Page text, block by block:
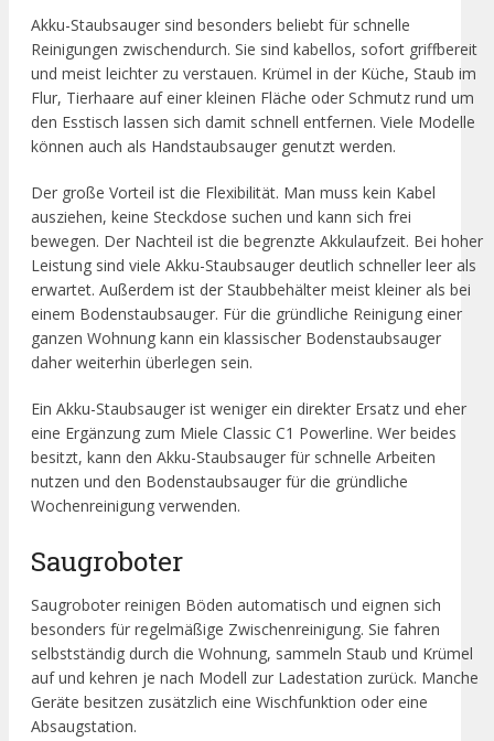
Akku-Staubsauger sind besonders beliebt für schnelle
Reinigungen zwischendurch. Sie sind kabellos, sofort griffbereit
und meist leichter zu verstauen. Krümel in der Küche, Staub im
Flur, Tierhaare auf einer kleinen Fläche oder Schmutz rund um
den Esstisch lassen sich damit schnell entfernen. Viele Modelle
können auch als Handstaubsauger genutzt werden.
Der große Vorteil ist die Flexibilität. Man muss kein Kabel
ausziehen, keine Steckdose suchen und kann sich frei
bewegen. Der Nachteil ist die begrenzte Akkulaufzeit. Bei hoher
Leistung sind viele Akku-Staubsauger deutlich schneller leer als
erwartet. Außerdem ist der Staubbehälter meist kleiner als bei
einem Bodenstaubsauger. Für die gründliche Reinigung einer
ganzen Wohnung kann ein klassischer Bodenstaubsauger
daher weiterhin überlegen sein.
Ein Akku-Staubsauger ist weniger ein direkter Ersatz und eher
eine Ergänzung zum Miele Classic C1 Powerline. Wer beides
besitzt, kann den Akku-Staubsauger für schnelle Arbeiten
nutzen und den Bodenstaubsauger für die gründliche
Wochenreinigung verwenden.
Saugroboter
Saugroboter reinigen Böden automatisch und eignen sich
besonders für regelmäßige Zwischenreinigung. Sie fahren
selbstständig durch die Wohnung, sammeln Staub und Krümel
auf und kehren je nach Modell zur Ladestation zurück. Manche
Geräte besitzen zusätzlich eine Wischfunktion oder eine
Absaugstation.